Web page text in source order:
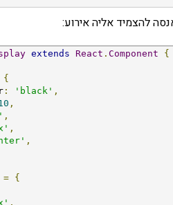
להצמיד אליה אירוע:
extends React .Component
{
{
: 'black' ,
,
,
,
,
= {
,